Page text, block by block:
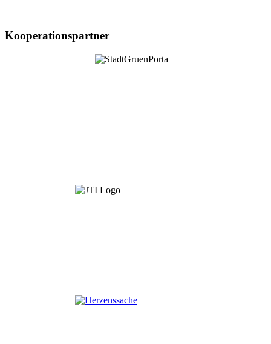
Kooperationspartner